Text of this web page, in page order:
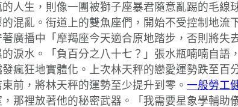
人生，則像一團被獅子座暴君隨意亂踢的毛
混亂。街道上的雙魚座們，開始不受控制地
廣播中「摩羯座今天適合原地踏步，否則將失
淚水。「負百分之八十七？」張水瓶喃喃自
瘋狂地實體化。上次林天秤的戀愛運勢跌至
前，將林天秤的運勢至少提升到零。 一般勞工
那裡放著他的秘密武器。「我需要星象學輔助